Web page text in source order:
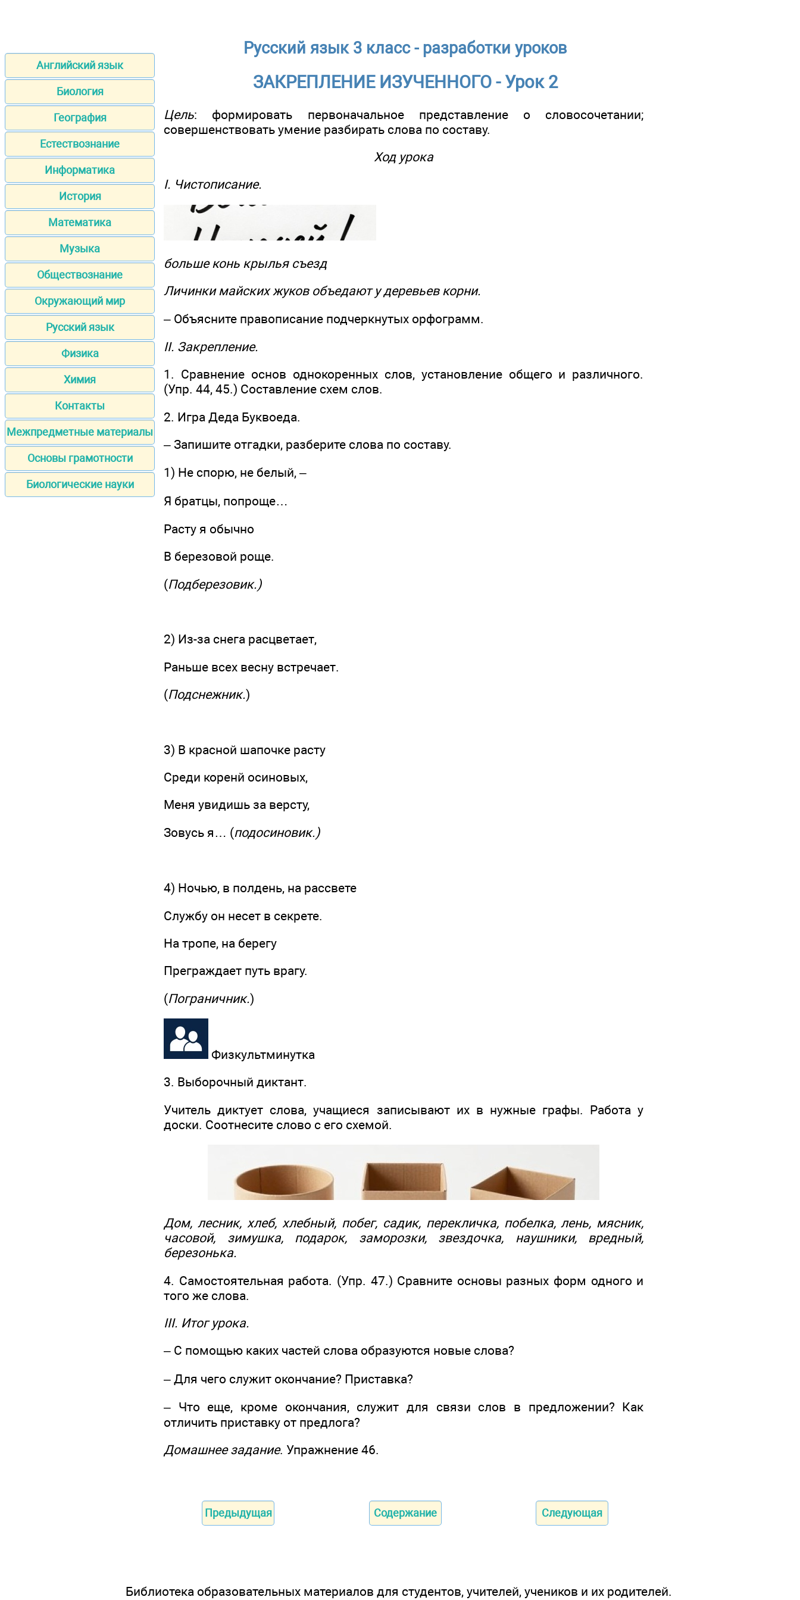
Английский язык
Биология
География
Естествознание
Информатика
История
Математика
Музыка
Обществознание
Окружающий мир
Русский язык
Физика
Химия
Контакты
Межпредметные материалы
Основы грамотности
Биологические науки
Русский язык 3 класс - разработки уроков
ЗАКРЕПЛЕНИЕ ИЗУЧЕННОГО - Урок 2
Цель: формировать первоначальное представление о словосочетании;
совершенствовать умение разбирать слова по составу.
Ход урока
I. Чистописание.
больше конь крылья съезд
Личинки майских жуков объедают у деревьев корни.
– Объясните правописание подчеркнутых орфограмм.
II. Закрепление.
1. Сравнение основ однокоренных слов, установление общего и различного.
(Упр. 44, 45.) Составление схем слов.
2. Игра Деда Буквоеда.
– Запишите отгадки, разберите слова по составу.
1) Не спорю, не белый, –
Я братцы, попроще…
Расту я обычно
В березовой роще.
(Подберезовик.)
2) Из-за снега расцветает,
Раньше всех весну встречает.
(Подснежник.)
3) В красной шапочке расту
Среди коренй осиновых,
Меня увидишь за версту,
Зовусь я… (подосиновик.)
4) Ночью, в полдень, на рассвете
Службу он несет в секрете.
На тропе, на берегу
Преграждает путь врагу.
(Пограничник.)
Физкультминутка
3. Выборочный диктант.
Учитель диктует слова, учащиеся записывают их в нужные графы. Работа у
доски. Соотнесите слово с его схемой.
Дом, лесник, хлеб, хлебный, побег, садик, перекличка, побелка, лень, мясник,
часовой, зимушка, подарок, заморозки, звездочка, наушники, вредный,
березонька.
4. Самостоятельная работа. (Упр. 47.) Сравните основы разных форм одного и
того же слова.
III. Итог урока.
– С помощью каких частей слова образуются новые слова?
– Для чего служит окончание? Приставка?
– Что еще, кроме окончания, служит для связи слов в предложении? Как
отличить приставку от предлога?
Домашнее задание. Упражнение 46.
Предыдущая Содержание Следующая
Библиотека образовательных материалов для студентов, учителей, учеников и их родителей.